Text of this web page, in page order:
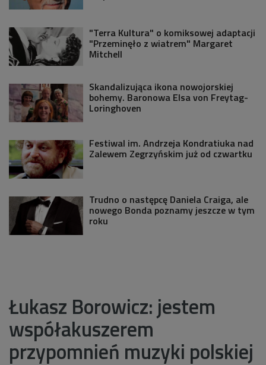
"Terra Kultura" o komiksowej adaptacji
"Przeminęło z wiatrem" Margaret
Mitchell
Skandalizująca ikona nowojorskiej
bohemy. Baronowa Elsa von Freytag-
Loringhoven
Festiwal im. Andrzeja Kondratiuka nad
Zalewem Zegrzyńskim już od czwartku
Trudno o następcę Daniela Craiga, ale
nowego Bonda poznamy jeszcze w tym
roku
Łukasz Borowicz: jestem
współakuszerem
przypomnień muzyki polskiej